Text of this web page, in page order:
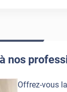
nos
Offrez-vous